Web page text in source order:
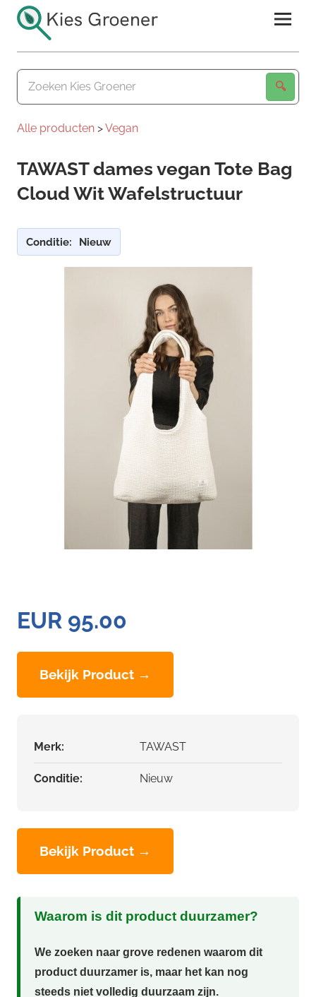
naar
inhoudKies
Groener
Alle producten >Vegan
TAWAST dames vegan Tote Bag
Cloud Wit Wafelstructuur
Conditie: Nieuw
EUR 95.00
Bekijk Product →
Merk: TAWAST
Conditie: Nieuw
Bekijk Product →
Waarom is dit product duurzamer?
We zoeken naar grove redenen waarom dit
product duurzamer is, maar het kan nog
steeds niet volledig duurzaam zijn.